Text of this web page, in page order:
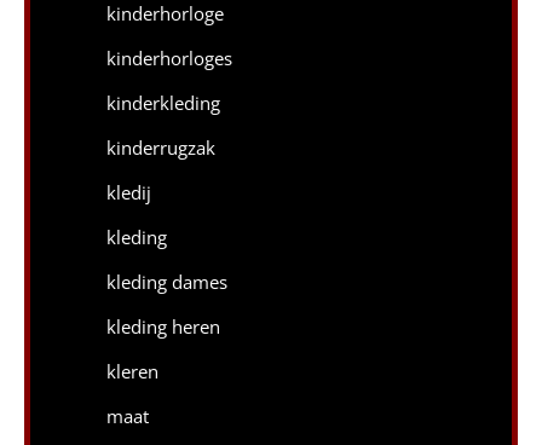
kinderhorloge
kinderhorloges
kinderkleding
kinderrugzak
kledij
kleding
kleding dames
kleding heren
kleren
maat